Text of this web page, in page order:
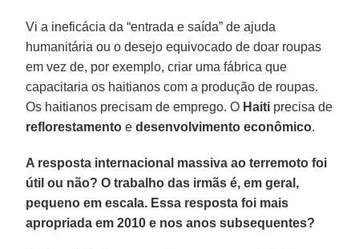
Vi a ineficácia da “entrada e saída” de ajuda
humanitária ou o desejo equivocado de doar roupas
em vez de, por exemplo, criar uma fábrica que
capacitaria os haitianos com a produção de roupas.
Os haitianos precisam de emprego. O Haiti precisa de
reflorestamento e desenvolvimento econômico.
A resposta internacional massiva ao terremoto foi
útil ou não? O trabalho das irmãs é, em geral,
pequeno em escala. Essa resposta foi mais
apropriada em 2010 e nos anos subsequentes?